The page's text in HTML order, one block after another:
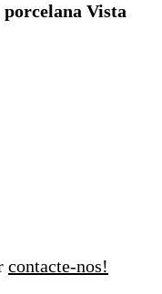
porcelana Vista
contacte-nos!